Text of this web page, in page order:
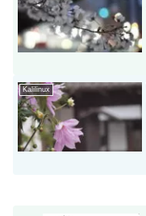
Kalilinux